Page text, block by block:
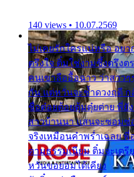
140 views • 10.07.2569
ไม่เคยรักใครแน่หรือ อย
ตรึงใจ ติ๋มใช่งามซึ้งตรึง
คนเขาลืออื้อฉาว ว่าสาว
กัน แต่หวั่นจะช้ำดวงฤดี
ชื่อต๋อยต้อยตุ้มตุ๋ยต่าย พี่ยั
สาวบ้านนา แสนจะซอมซ่
จริงเหมือนคำพร่ำเฉลย
ตามธรรมเนียม ติ๋มจะเต
หวั่นขอยอมได้เคียง